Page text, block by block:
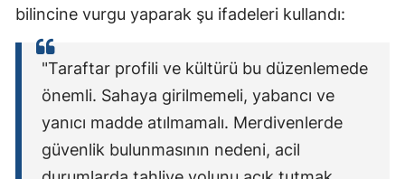
bilincine vurgu yaparak şu ifadeleri kullandı:
"Taraftar profili ve kültürü bu düzenlemede
önemli. Sahaya girilmemeli, yabancı ve
yanıcı madde atılmamalı. Merdivenlerde
güvenlik bulunmasının nedeni, acil